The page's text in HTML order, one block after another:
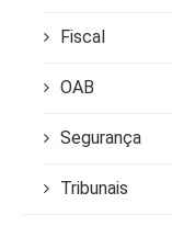
Fiscal
OAB
Segurança
Tribunais